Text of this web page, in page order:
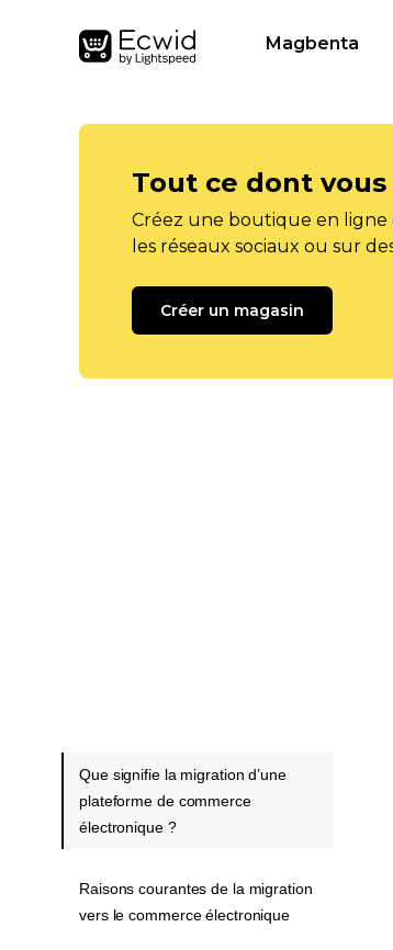
Magbenta
Tout ce dont
Créez une boutique en
les réseaux sociaux ou sur
Créer un magasin
Que signifie la migration d’une
plateforme de commerce
électronique ?
Raisons courantes de la migration
vers le commerce électronique